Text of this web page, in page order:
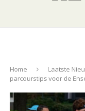
Home Laatste
parcourstips voor de